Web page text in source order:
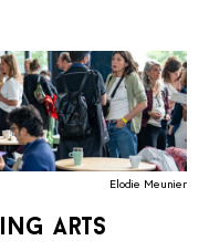
Elodie Meunier
arts